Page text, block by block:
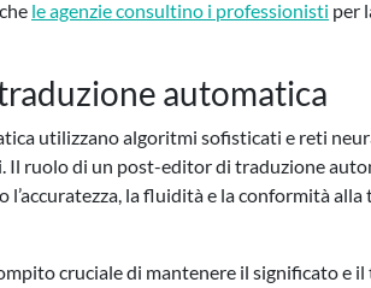
le agenzie consultino i professionisti per
automatica
utilizzano algoritmi sofisticati e reti
ruolo di un post-editor di traduzione
l’accuratezza, la fluidità e la conformità
cruciale di mantenere il significato e